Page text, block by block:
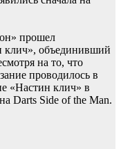
прошел
клич», объединивший
на то, что
проводилось в
«Настин клич» в
Darts Side of the Man.